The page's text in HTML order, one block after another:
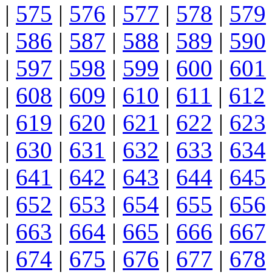
| 575 | 576 | 577 | 578 | 579
| 586 | 587 | 588 | 589 | 590
| 597 | 598 | 599 | 600 | 601
| 608 | 609 | 610 | 611 | 612
| 619 | 620 | 621 | 622 | 623
| 630 | 631 | 632 | 633 | 634
| 641 | 642 | 643 | 644 | 645
| 652 | 653 | 654 | 655 | 656
| 663 | 664 | 665 | 666 | 667
| 674 | 675 | 676 | 677 | 678